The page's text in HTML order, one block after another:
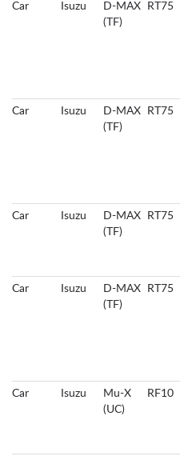
Car Isuzu
D-MAX
(TF)
RT75
Car Isuzu
D-MAX
(TF)
RT75
Car Isuzu
D-MAX
(TF)
RT75
Car Isuzu
D-MAX
(TF)
RT75
Car Isuzu
Mu-X
(UC)
RF10